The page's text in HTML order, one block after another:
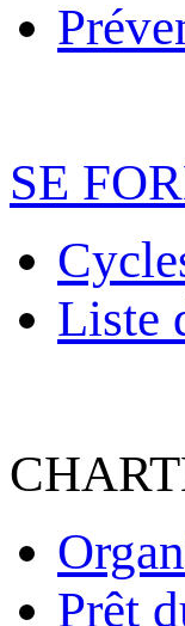
SE
Liste
Prêt